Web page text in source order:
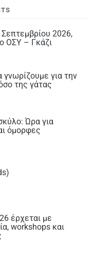
2026,
ΟΣΥ – Γκάζι
γνωρίζουμε για την
της γάτας
Ώρα για
όμορφες
έρχεται με
workshops και